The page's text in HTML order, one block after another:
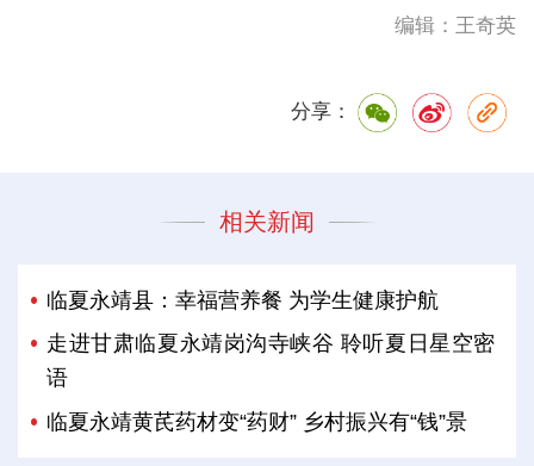
编辑：王奇英
分享：
相关新闻
临夏永靖县：幸福营养餐 为学生健康护航
走进甘肃临夏永靖岗沟寺峡谷 聆听夏日星空密
语
临夏永靖黄芪药材变“药财” 乡村振兴有“钱”景